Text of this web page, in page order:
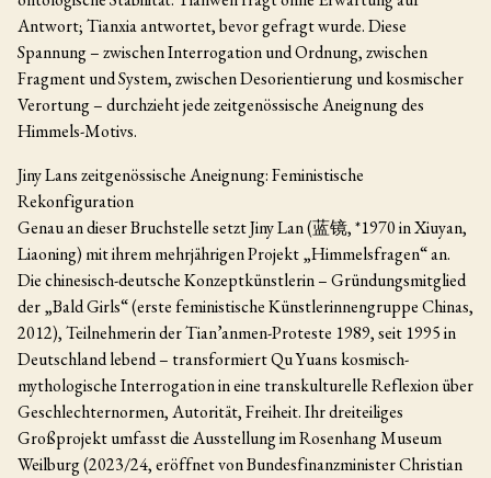
Antwort; Tianxia antwortet, bevor gefragt wurde. Diese
Spannung – zwischen Interrogation und Ordnung, zwischen
Fragment und System, zwischen Desorientierung und kosmischer
Verortung – durchzieht jede zeitgenössische Aneignung des
Himmels-Motivs.
Jiny Lans zeitgenössische Aneignung: Feministische
Rekonfiguration
Genau an dieser Bruchstelle setzt Jiny Lan (蓝镜, *1970 in Xiuyan,
Liaoning) mit ihrem mehrjährigen Projekt „Himmelsfragen“ an.
Die chinesisch-deutsche Konzeptkünstlerin – Gründungsmitglied
der „Bald Girls“ (erste feministische Künstlerinnengruppe Chinas,
2012), Teilnehmerin der Tian’anmen-Proteste 1989, seit 1995 in
Deutschland lebend – transformiert Qu Yuans kosmisch-
mythologische Interrogation in eine transkulturelle Reflexion über
Geschlechternormen, Autorität, Freiheit. Ihr dreiteiliges
Großprojekt umfasst die Ausstellung im Rosenhang Museum
Weilburg (2023/24, eröffnet von Bundesfinanzminister Christian